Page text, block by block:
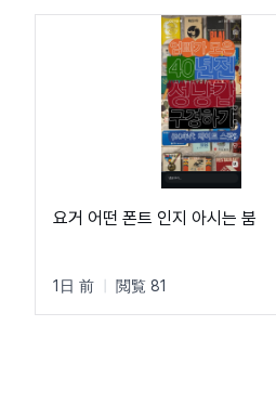
요거 어떤 폰트 인지 아시는 붐
1日 前 閲覧 81